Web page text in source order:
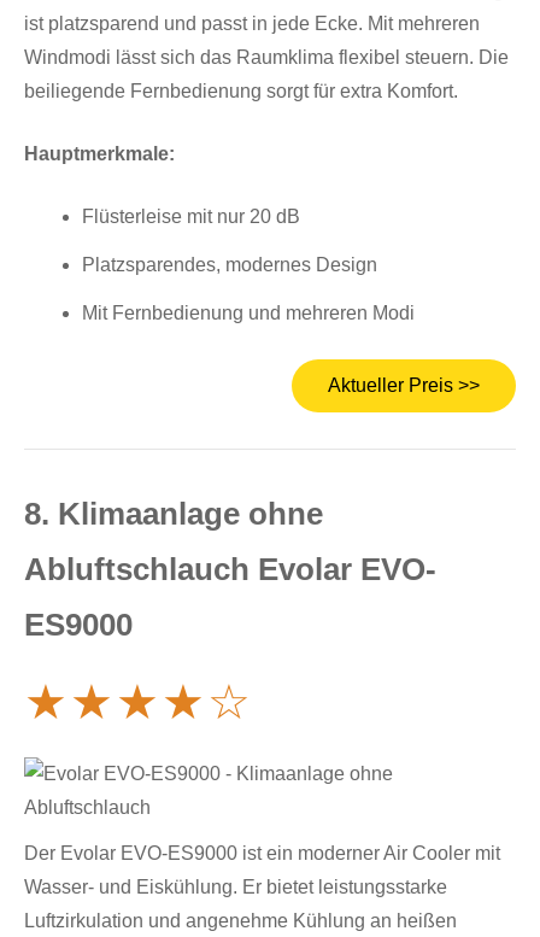
ist platzsparend und passt in jede Ecke. Mit mehreren
Windmodi lässt sich das Raumklima flexibel steuern. Die
beiliegende Fernbedienung sorgt für extra Komfort.
Hauptmerkmale:
Flüsterleise mit nur 20 dB
Platzsparendes, modernes Design
Mit Fernbedienung und mehreren Modi
Aktueller Preis >>
8. Klimaanlage ohne
Abluftschlauch Evolar EVO-
ES9000
★★★★☆
Der Evolar EVO-ES9000 ist ein moderner Air Cooler mit
Wasser- und Eiskühlung. Er bietet leistungsstarke
Luftzirkulation und angenehme Kühlung an heißen